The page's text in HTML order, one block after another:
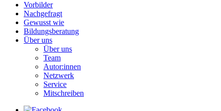
Vorbilder
Nachgefragt
Gewusst wie
Bildungsberatung
Über uns
Über uns
Team
Autor:innen
Netzwerk
Service
Mitschreiben